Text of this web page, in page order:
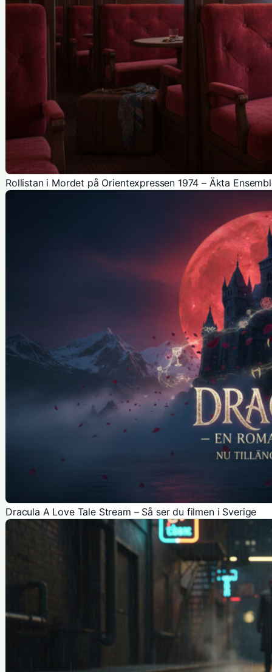
Rollistan i Mordet på Orientexpressen 1974 – Äkta
Dracula A Love Tale Stream – Så ser du filmen i Sverige